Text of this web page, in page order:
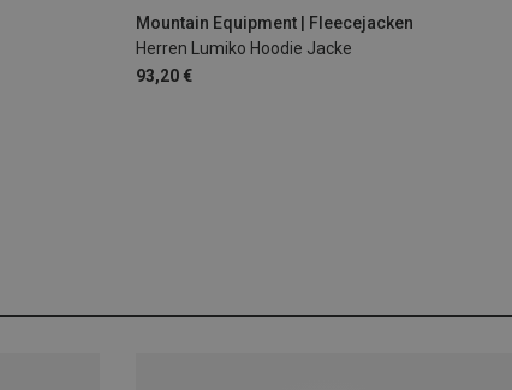
Mountain Equipment | Fleecejacken
Herren Lumiko Hoodie Jacke
93,20 €